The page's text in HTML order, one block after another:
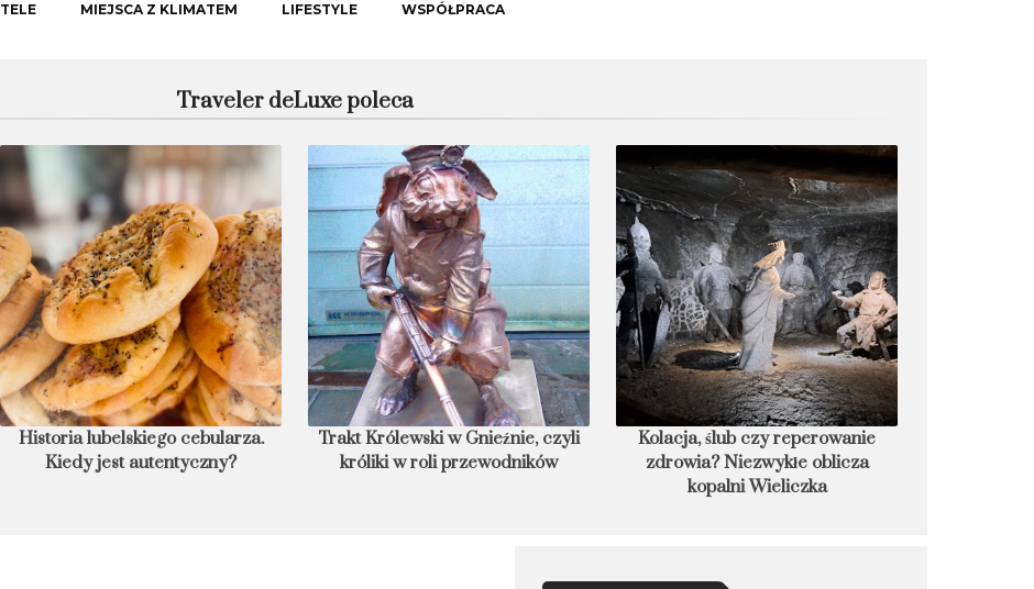
MIEJSCA Z KLIMATEM LIFESTYLE WSPÓŁPRACA
Traveler deLuxe poleca
Historia lubelskiego cebularza.
Kiedy jest autentyczny?
Trakt Królewski w Gnieźnie, czyli
króliki w roli przewodników
Kolacja, ślub czy reperowanie
zdrowia? Niezwykłe oblicza
kopalni Wieliczka